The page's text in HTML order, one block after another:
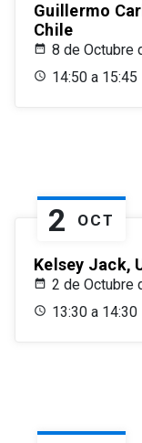
Guillermo
Chile
8 de Octubre
14:50 a 15:45
2 OCT
Kelsey Jack,
2 de Octubre
13:30 a 14:30